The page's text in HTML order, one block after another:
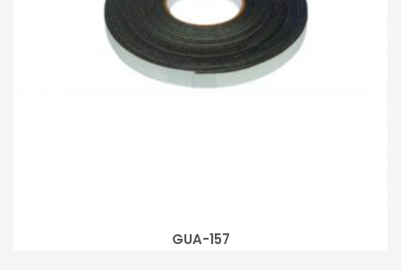
GUA-157